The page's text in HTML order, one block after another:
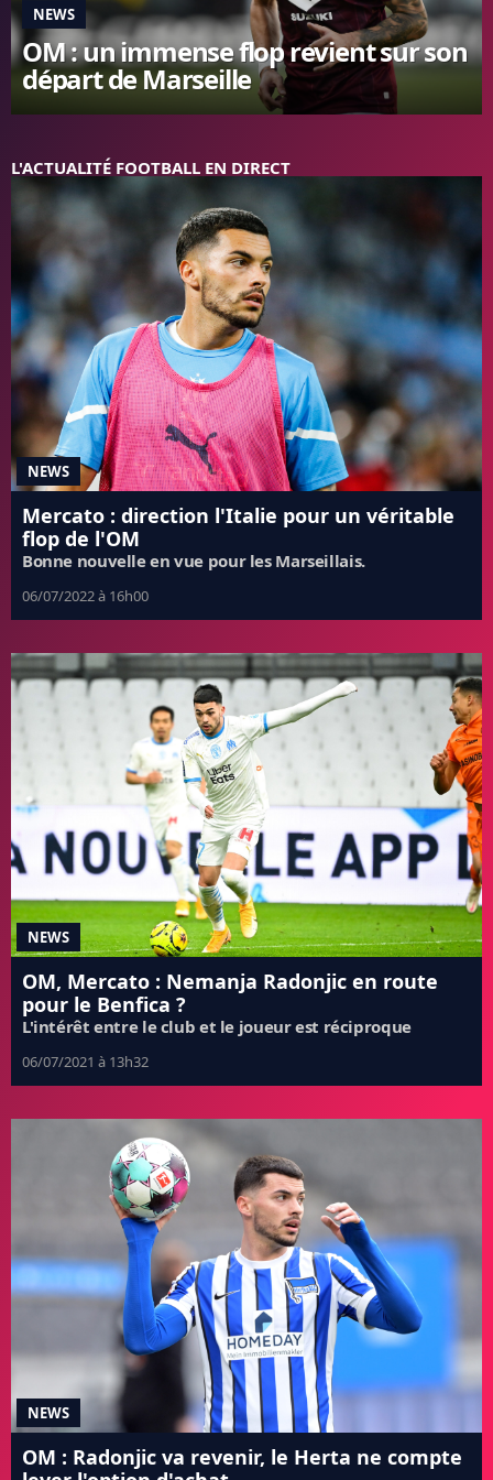
FC BARCELONE
MANCHESTER UNITED
CHELSEA
L'AVIS DE LA RÉDAC'
NEWS
OM : un immense flop revient sur son
départ de Marseille
L'ACTUALITÉ FOOTBALL EN DIRECT
NEWS
Mercato : direction l'Italie pour un véritable
flop de l'OM
Bonne nouvelle en vue pour les Marseillais.
06/07/2022 à 16h00
NEWS
OM, Mercato : Nemanja Radonjic en route
pour le Benfica ?
L'intérêt entre le club et le joueur est réciproque
06/07/2021 à 13h32
NEWS
OM : Radonjic va revenir, le Herta ne compte